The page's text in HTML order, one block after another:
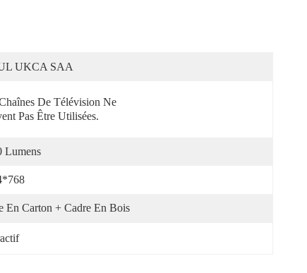
UKCA SAA
De Télévision Ne
Pas Être Utilisées.
Lumens
En Carton + Cadre En Bois